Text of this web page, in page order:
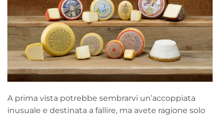
A prima vista potrebbe sembrarvi un’accoppiata
inusuale e destinata a fallire, ma avete ragione solo